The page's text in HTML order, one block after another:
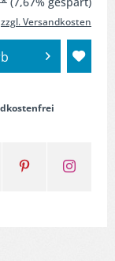
zzgl. Versandkosten